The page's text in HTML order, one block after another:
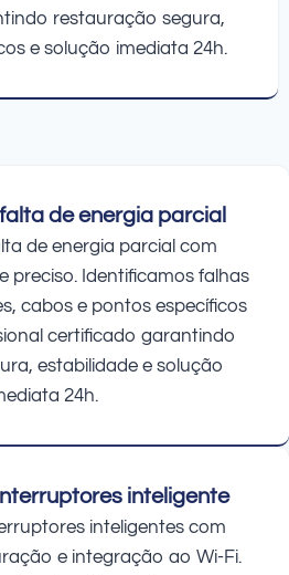
restauração segura,
e solução imediata 24h.
de energia parcial
de energia parcial com
preciso. Identificamos falhas
cabos e pontos específicos
certificado garantindo
estabilidade e solução
24h.
inteligente
inteligentes com
e integração ao Wi-Fi.